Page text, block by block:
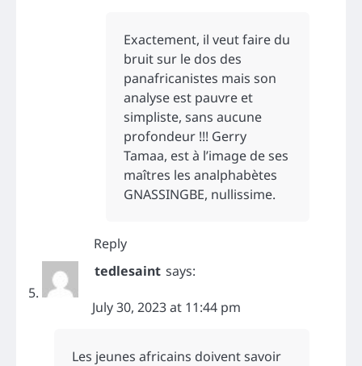
Exactement, il veut faire du
bruit sur le dos des
panafricanistes mais son
analyse est pauvre et
simpliste, sans aucune
profondeur !!! Gerry
Tamaa, est à l’image de ses
maîtres les analphabètes
GNASSINGBE, nullissime.
Reply
tedlesaint says:
July 30, 2023 at 11:44 pm
Les jeunes africains doivent savoir